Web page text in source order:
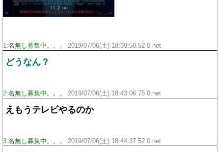
1:名無し募集中。。。 2019/07/06(土) 18:39:58.52 0.net
どうなん？
2:名無し募集中。。。 2019/07/06(土) 18:43:06.75 0.net
えもうテレビやるのか
3:名無し募集中。。。 2019/07/06(土) 18:44:37.52 0.net